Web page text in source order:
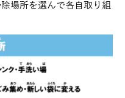
場所を選んで各自取り組